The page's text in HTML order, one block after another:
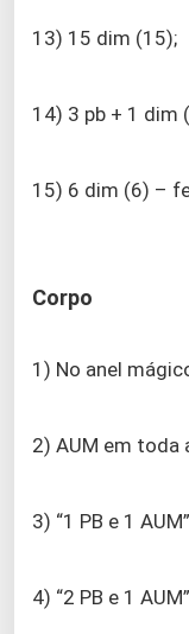
13) 15 dim (15);
14) 3 pb + 1 dim
15) 6 dim (6) –
Corpo
1) No anel
2) AUM em toda
3) “1 PB e 1
4) “2 PB e 1